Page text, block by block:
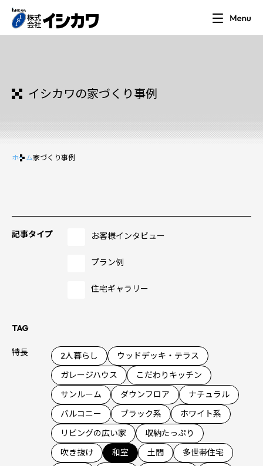
イシカワの家づくり事例
ホーム家づくり事例
記事タイプ お客様インタビュー
プラン例
住宅ギャラリー
TAG
特長 2人暮らし
ウッドデッキ・テラス
ガレージハウス
こだわりキッチン
サンルーム
ダウンフロア
ナチュラル
バルコニー
ブラック系
ホワイト系
リビングの広い家
収納たっぷり
吹き抜け
和室 土間
多世帯住宅